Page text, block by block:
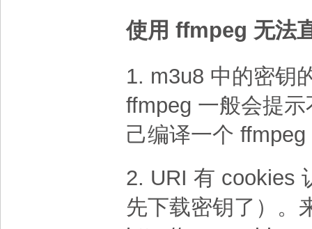
使用 ffmpeg 无法
1. m3u8 中的密钥
ffmpeg 一般会提
己编译一个
2. URI 有 cookies
先下载密钥了）。